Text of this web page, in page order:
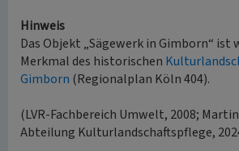
Hinweis
Das Objekt „Sägewerk in Gimborn“ ist
Merkmal des historischen
Gimborn (Regionalplan Köln 404).
(LVR-Fachbereich Umwelt, 2008;
Abteilung Kulturlandschaftspflege,